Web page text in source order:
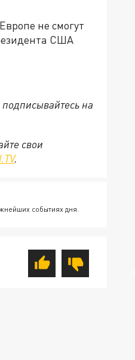
не смогут
США
подписывайтесь на
свои
.
событиях дня.